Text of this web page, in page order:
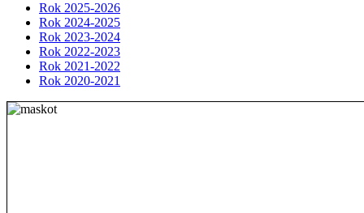
Rok 2025-2026
Rok 2024-2025
Rok 2023-2024
Rok 2022-2023
Rok 2021-2022
Rok 2020-2021